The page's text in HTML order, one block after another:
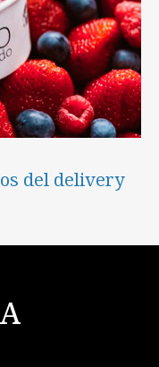
del delivery